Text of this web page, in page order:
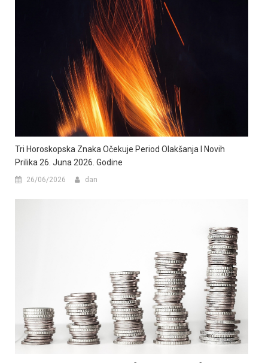
Tri Horoskopska Znaka Očekuje Period Olakšanja I Novih
Prilika 26. Juna 2026. Godine
26/06/2026 dan